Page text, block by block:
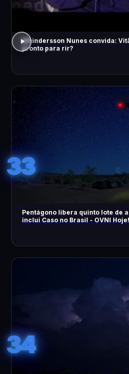
Whindersson Nunes convida:
pronto para rir?
33
Pentágono libera quinto lote de
inclui Caso no Brasil - OVNI Hoje!
34